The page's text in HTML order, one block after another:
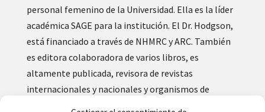
personal femenino de la Universidad. Ella es la líder
académica SAGE para la institución. El Dr. Hodgson,
está financiado a través de NHMRC y ARC. También
es editora colaboradora de varios libros, es
altamente publicada, revisora ​​de revistas
internacionales y nacionales y organismos de